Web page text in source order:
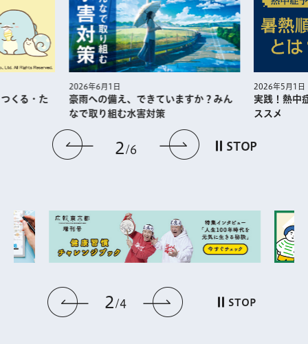
前のスライドを表示
2 6 次のスライドを
STOP
くる・た
2026年6月1日
豪雨への備え、できていますか？みん
なで取り組む水害対策
2026年5月1日
実践！熱中
ススメ
前のスライドを表示
2 4 次のスライドを表
STOP